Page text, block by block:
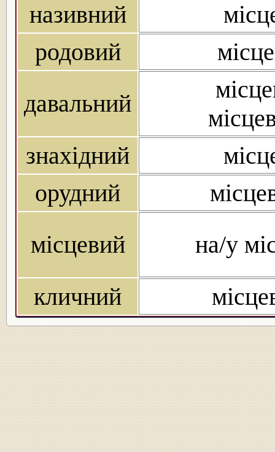
називний
родовий
давальний
знахідний
орудний
місцевий
на/у
кличний